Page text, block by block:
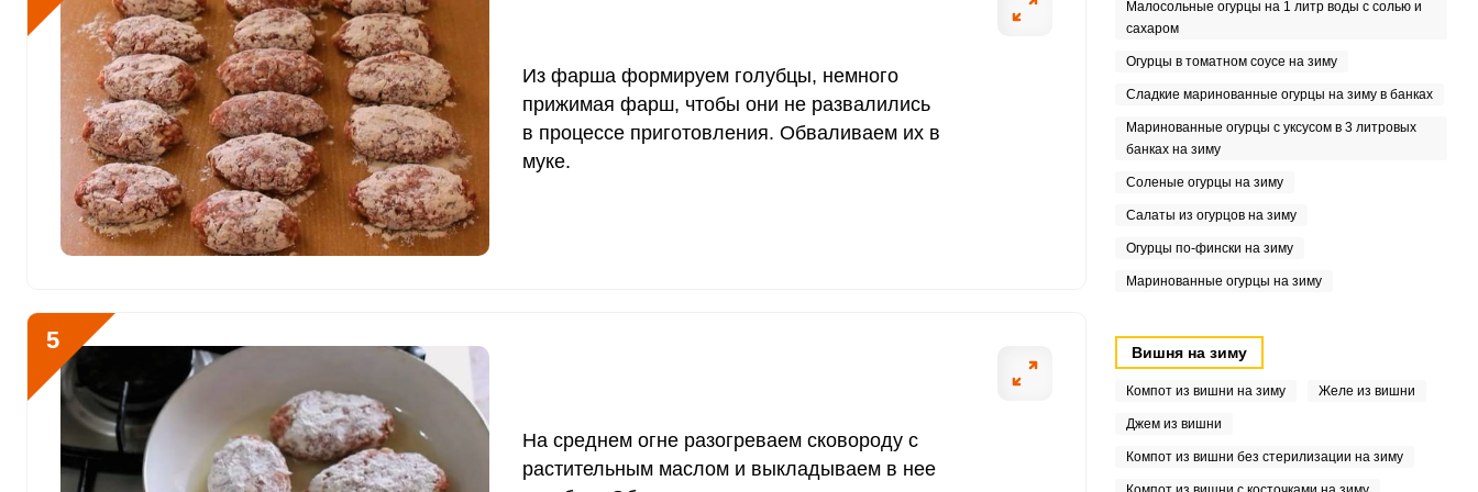
Селен 17.4 мкг
Фтор 240 мкг
Хром 45.9 мкг 50 мкг 6.8
Цинк 4.8 мг
Бор 920 мкг
Ванадий 665.3 мкг
Из фарша формируем голубцы, немного
прижимая фарш, чтобы они не развалились
в процессе приготовления. Обваливаем их в
муке.
5
На среднем огне разогреваем сковороду с
растительным маслом и выкладываем в нее
Малосольные огурцы на 1 литр воды с солью и
сахаром
Огурцы в томатном соусе на зиму
Сладкие маринованные огурцы на зиму в банках
Маринованные огурцы с уксусом в 3 литровых
банках на зиму
Соленые огурцы на зиму
Салаты из огурцов на зиму
Огурцы по-фински на зиму
Маринованные огурцы на зиму
Вишня на зиму
Компот из вишни на зиму Желе из вишни
Джем из вишни
Компот из вишни без стерилизации на зиму